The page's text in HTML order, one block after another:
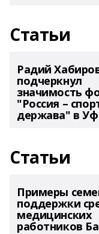
Статьи
Радий
подчеркнул
значимость
"Россия –
держава" в
Статьи
Примеры
поддержки
медицинских
работников